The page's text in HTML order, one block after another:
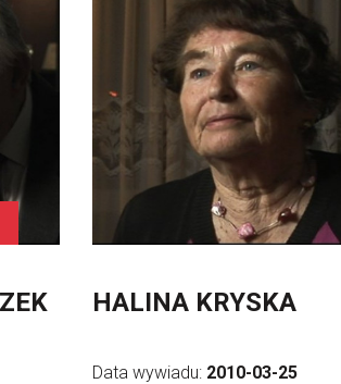
HALINA KRYSKA
Data wywiadu: 2010-03-25